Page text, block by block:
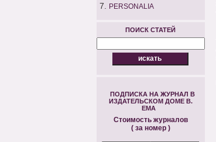
7. PERSONALIA
ПОИСК СТАТЕЙ
ПОДПИСКА НА ЖУРНАЛ В
ИЗДАТЕЛЬСКОМ ДОМЕ В.
ЕМА
Стоимость журналов
( за номер )